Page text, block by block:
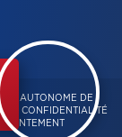
ET AUTONOME DE
DE CONFIDENTIALITÉ